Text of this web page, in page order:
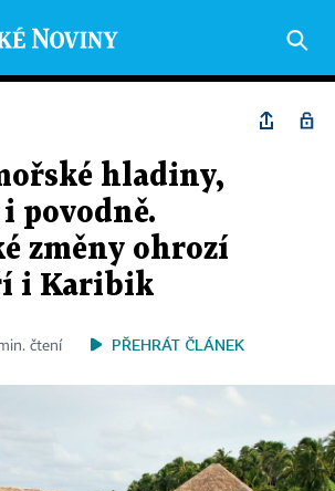
hladiny,
povodně.
změny ohrozí
i Karibik
čtení PŘEHRÁT ČLÁNEK